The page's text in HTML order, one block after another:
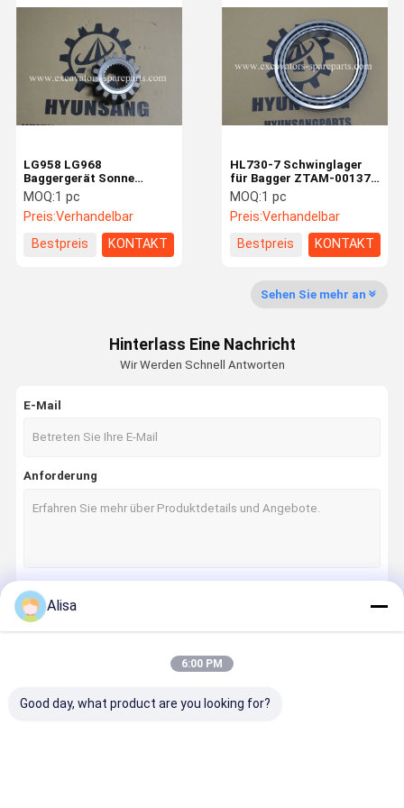
Bagger-Hydrozylinder
Bagger-Buchsen und Stifte
Bagger-Kabinen-Teile
Gewinnende Ersatzteile
Bagger-Reduzierer-Gang-Teile
Bagger-Ersatzteile
-Bagger-Teile
HL730-7 Schwinglager
für Bagger ZTAM-00137
ZTAM-00168 ZTAM-
00176 ZTAM-00169
ZTAM-00509
MOQ:1 pc
Preis:Verhandelbar
Bestpreis
KONTAKT
LG958 LG968
Baggergerät Sonne
2907000051
29090000031
29370012691
MOQ:1 pc
Preis:Verhandelbar
Bestpreis
KONTAKT
Sehen Sie mehr an
Hinterlass Eine Nachricht
Wir Werden Schnell Antworten
E-Mail
Anforderung
Alisa
6:00 PM
Good day, what product are you looking for?